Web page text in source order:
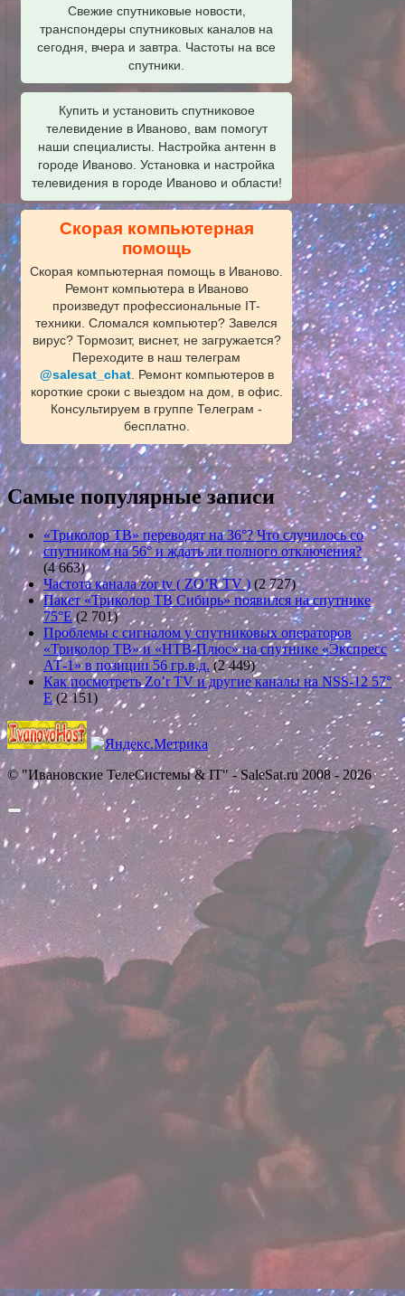
Свежие спутниковые новости,
транспондеры спутниковых каналов на
сегодня, вчера и завтра. Частоты на все
спутники.
Купить и установить спутниковое
телевидение в Иваново, вам помогут
наши специалисты. Настройка антенн в
городе Иваново. Установка и настройка
телевидения в городе Иваново и области!
Скорая компьютерная
помощь
Скорая компьютерная помощь в Иваново.
Ремонт компьютера в Иваново
произведут профессиональные IT-
техники. Сломался компьютер? Завелся
вирус? Тормозит, виснет, не загружается?
Переходите в наш телеграм
@salesat_chat. Ремонт компьютеров в
короткие сроки с выездом на дом, в офис.
Консультируем в группе Телеграм -
бесплатно.
Самые популярные записи
«Триколор ТВ» переводят на 36°? Что случилось со
спутником на 56° и ждать ли полного отключения?
(4 663)
Частота канала zor tv ( ZO’R TV ) (2 727)
Пакет «Триколор ТВ Сибирь» появился на спутнике
75°E (2 701)
Проблемы с сигналом у спутниковых операторов
«Триколор ТВ» и «НТВ-Плюс» на спутнике «Экспресс
АТ-1» в позиции 56 гр.в.д. (2 449)
Как посмотреть Zo’r TV и другие каналы на NSS-12 57°
E (2 151)
© "Ивановские ТелеСистемы & IT" - SaleSat.ru 2008 - 2026
Прокрутить
вверх